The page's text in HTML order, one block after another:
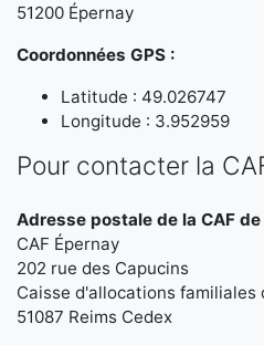
51200 Épernay
Coordonnées GPS :
Latitude : 49.026747
Longitude : 3.952959
Pour contacter la
Adresse postale de la CAF de
CAF Épernay
202 rue des Capucins
Caisse d'allocations familiales
51087 Reims Cedex